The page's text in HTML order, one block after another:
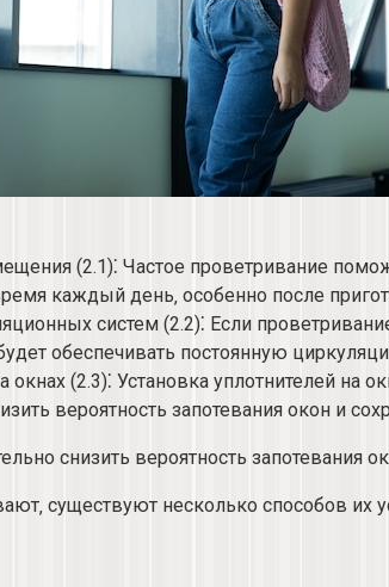
(2.​1)⁚ Частое проветривание
каждый день‚ особенно после
систем (2.​2)⁚ Если
обеспечивать постоянную
окнах (2.​3)⁚ Установка уплотнителей
вероятность запотевания окон и
снизить вероятность
существуют несколько способов их